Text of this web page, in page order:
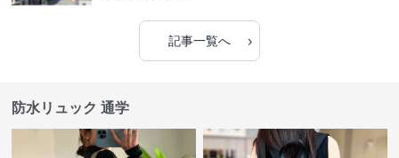
記事一覧へ ›
防水リュック 通学